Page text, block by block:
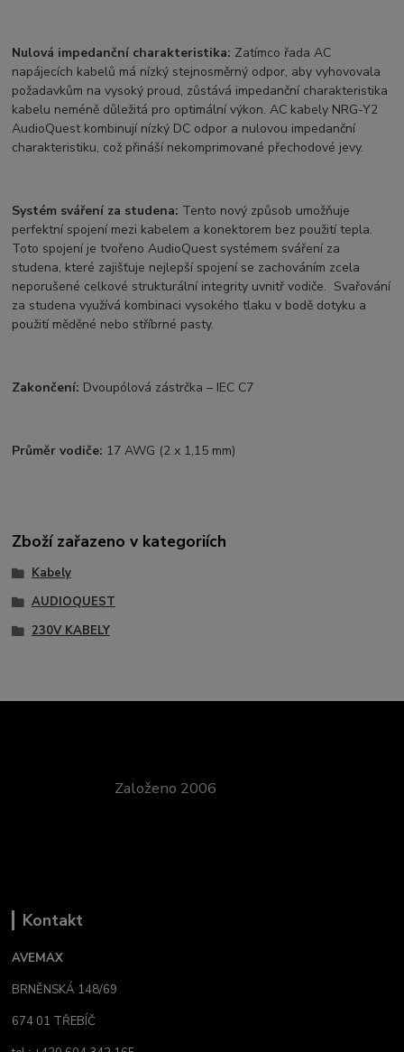
Nulová impedanční charakteristika: Zatímco řada AC
napájecích kabelů má nízký stejnosměrný odpor, aby vyhovovala
požadavkům na vysoký proud, zůstává impedanční charakteristika
kabelu neméně důležitá pro optimální výkon. AC kabely NRG-Y2
AudioQuest kombinují nízký DC odpor a nulovou impedanční
charakteristiku, což přináší nekomprimované přechodové jevy.
Systém sváření za studena: Tento nový způsob umožňuje
perfektní spojení mezi kabelem a konektorem bez použití tepla.
Toto spojení je tvořeno AudioQuest systémem sváření za
studena, které zajišťuje nejlepší spojení se zachováním zcela
neporušené celkové strukturální integrity uvnitř vodiče. Svařování
za studena využívá kombinaci vysokého tlaku v bodě dotyku a
použití měděné nebo stříbrné pasty.
Zakončení: Dvoupólová zástrčka – IEC C7
Průměr vodiče: 17 AWG (2 x 1,15 mm)
Zboží zařazeno v kategoriích
Kabely
AUDIOQUEST
230V KABELY
Založeno 2006
Kontakt
AVEMAX
BRNĚNSKÁ 148/69
674 01 TŘEBÍČ